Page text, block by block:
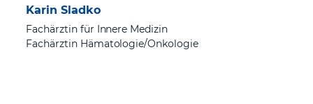
Karin Sladko
Fachärztin für Innere Medizin
Fachärztin Hämatologie/Onkologie